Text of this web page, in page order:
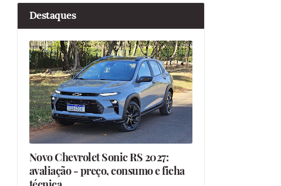
Destaques
Novo Chevrolet Sonic RS 2027:
avaliação - preço, consumo e ficha